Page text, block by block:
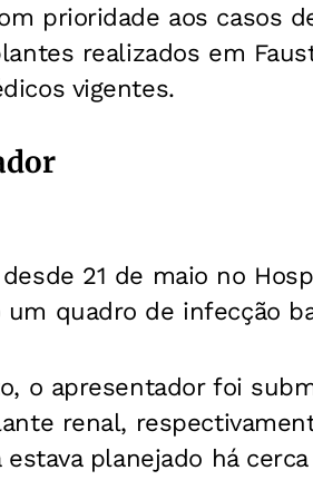
prioridade aos casos
realizados em
vigentes.
21 de maio no
quadro de infecção
o apresentador foi
renal,
planejado há